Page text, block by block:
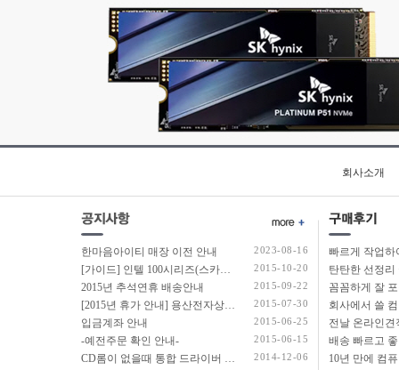
회사소개
한마음아이티 매장 이전 안내 2023-08-16
[가이드] 인텔 100시리즈(스카이레이크보드) 에서 윈도우7 USB 설치 방법 소개 2015-10-20
2015년 추석연휴 배송안내 2015-09-22
[2015년 휴가 안내] 용산전자상가 여름 휴가 안내 2015-07-30
입금계좌 안내 2015-06-25
-예전주문 확인 안내- 2015-06-15
CD롬이 없을때 통합 드라이버 설치법 2014-12-06
탄탄한 선정리